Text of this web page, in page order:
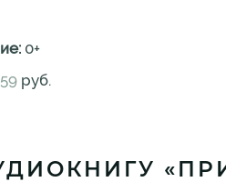
0+
руб.